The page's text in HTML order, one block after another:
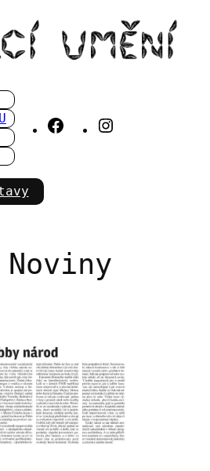
Facebook